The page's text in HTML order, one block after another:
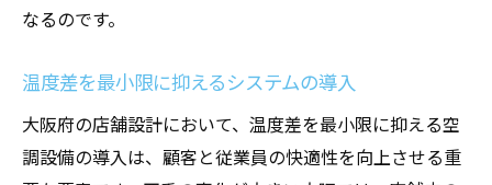
なるのです。
温度差を最小限に抑えるシステムの導入
大阪府の店舗設計において、温度差を最小限に抑える空
調設備の導入は、顧客と従業員の快適性を向上させる重